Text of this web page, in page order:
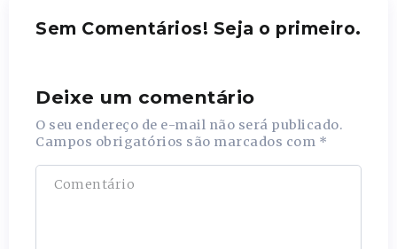
Sem Comentários! Seja o primeiro.
Deixe um comentário
O seu endereço de e-mail não será publicado.
Campos obrigatórios são marcados com *